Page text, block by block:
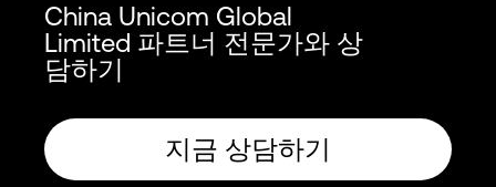
China Unicom Global
Limited 파트너 전문가와 상
담하기
지금 상담하기